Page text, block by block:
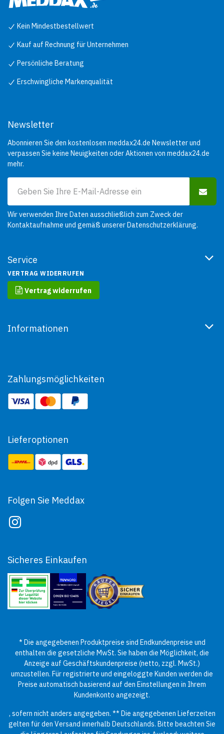
Kein Mindestbestellwert
Kauf auf Rechnung für Unternehmen
Persönliche Beratung
Erschwingliche Markenqualität
Service
VERTRAG WIDERRUFEN
Vertrag widerrufen
Informationen
Newsletter
Abonnieren Sie den kostenlosen meddax24.de Newsletter und
verpassen Sie keine Neuigkeiten oder Aktionen von meddax24.de
mehr.
Wir verwenden Ihre Daten ausschließlich zum Zweck der
Kontaktaufnahme und gemäß unsererDatenschutzerklärung.
Zahlungsmöglichkeiten
Lieferoptionen
Folgen Sie Meddax
Sicheres Einkaufen
* Die angegebenen Produktpreise sind Endkundenpreise und
enthalten die gesetzliche MwSt. Sie haben die Möglichkeit, die
Anzeige auf Geschäftskundenpreise (netto, zzgl. MwSt.)
umzustellen. Für registrierte und eingeloggte Kunden werden die
Preise automatisch basierend auf den Einstellungen in Ihrem
Kundenkonto angezeigt.
, sofern nicht anders angegeben. ** Die angegebenen Lieferzeiten
gelten für den Versand innerhalb Deutschlands. Bitte beachten Sie